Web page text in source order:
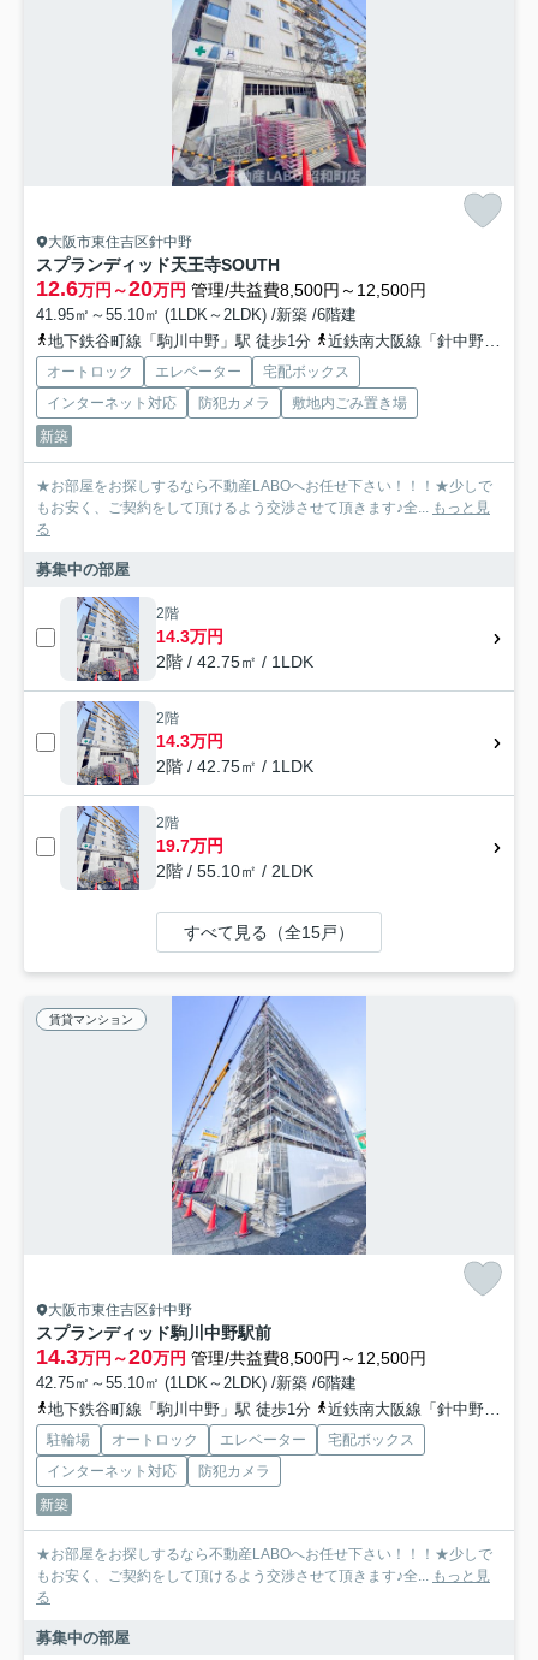
大阪市東住吉区針中野
スプランディッド天王寺SOUTH
12.6万円～20万円 管理/共益費8,500円～12,500円
41.95㎡～55.10㎡ (1LDK～2LDK) /新築 /6階建
地下鉄谷町線「駒川中野」駅 徒歩1分
近鉄南大阪線「針中野」駅 徒歩6分
オートロック エレベーター
宅配ボックス
インターネット対応
防犯カメラ
敷地内ごみ置き場
新築
★お部屋をお探しするなら不動産LABOへお任せ下さい！！！★少しで
もお安く、ご契約をして頂けるよう交渉させて頂きます♪全... もっと見
る
募集中の部屋
2階
14.3万円
2階 / 42.75㎡ / 1LDK
2階
14.3万円
2階 / 42.75㎡ / 1LDK
2階
19.7万円
2階 / 55.10㎡ / 2LDK
すべて見る（全15戸）
賃貸マンション
大阪市東住吉区針中野
スプランディッド駒川中野駅前
14.3万円～20万円 管理/共益費8,500円～12,500円
42.75㎡～55.10㎡ (1LDK～2LDK) /新築 /6階建
地下鉄谷町線「駒川中野」駅 徒歩1分
近鉄南大阪線「針中野」駅 徒歩6分
駐輪場 オートロック エレベーター
宅配ボックス
インターネット対応
防犯カメラ
新築
★お部屋をお探しするなら不動産LABOへお任せ下さい！！！★少しで
もお安く、ご契約をして頂けるよう交渉させて頂きます♪全... もっと見
る
募集中の部屋